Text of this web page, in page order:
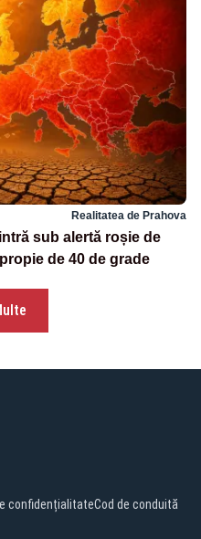
Realitatea de Prahova
sub alertă roșie de
de 40 de grade
confidențialitateCod de conduită